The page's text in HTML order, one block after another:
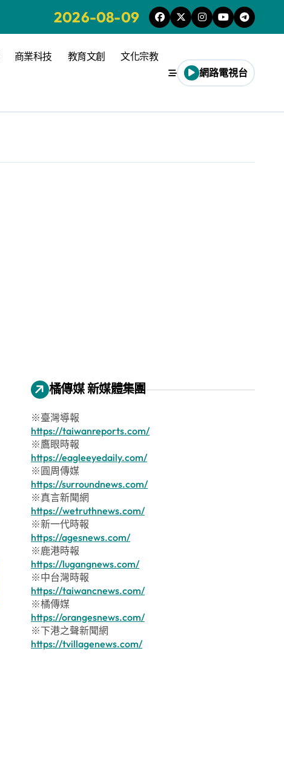
2026-08-09
商業科技 教育文創 文化宗教
網路電視台
橘傳媒 新媒體集團
※臺灣導報
https://taiwanreports.com/
※鷹眼時報
https://eagleeyedaily.com/
※圓周傳媒
https://surroundnews.com/
※真言新聞網
https://wetruthnews.com/
※新一代時報
https://agesnews.com/
※鹿港時報
https://lugangnews.com/
※中台灣時報
https://taiwancnews.com/
※橘傳媒
https://orangesnews.com/
※下港之聲新聞網
https://tvillagenews.com/